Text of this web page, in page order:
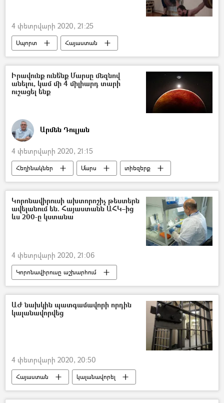
4 փետրվարի 2020, 21:25
Սպորտ
Հայաստան
Սիմոն Մարտիրոսյան
ծանրամարտ
մարզիկ
Իրանի Իսլամական Հանրապետություն
Հակոբ Մկրտչյան
Իրավունք ունե՞նք Մարսը մեզնով
անելու, կամ մի 4 միլիարդ տարի
ուշացել ենք
Արմեն Դուլյան
4 փետրվարի 2020, 21:15
Հեղինակներ Մարս
տիեզերք
տիեզերագնաց
ՌԱԴԻՈ
5 րոպե Դուլյանի հետ
Կորոնավիրուսի ախտորոշիչ թեստերն
ավելանում են. Հայաստանն ԱՀԿ–ից
ևս 200-ը կստանա
4 փետրվարի 2020, 21:06
Կորոնավիրուսը աշխարհում
հասարակություն
Հայաստան
կորոնավիրուս
Զոհրաբ Մնացականյան
Արսեն Թորոսյան
ԱԺ նախկին պատգամավորի որդին
կալանավորվեց
4 փետրվարի 2020, 20:50
Հայաստան
կալանավորել
զինծառայող